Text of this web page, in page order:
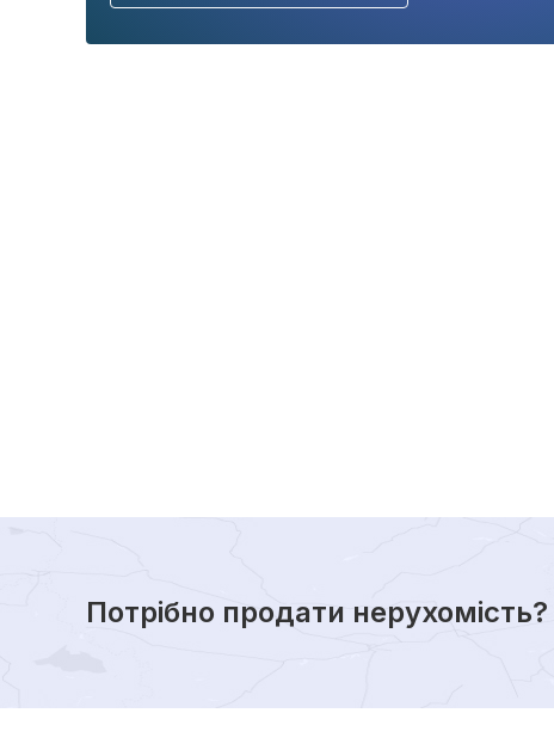
Потрібно продати нерухомість?